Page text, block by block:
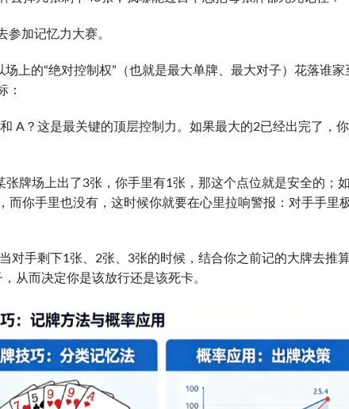
参加记忆力大赛。
上的“绝对控制权”（也就是最大单牌、最大对子）花落谁家
：
A？这是最关键的顶层控制力。如果最大的2已经出完了，
牌场上出了3张，你手里有1张，那这个点位就是安全的；
而你手里也没有，这时候你就要在心里拉响警报：对手手里
对手剩下1张、2张、3张的时候，结合你之前记的大牌去推
从而决定你是该放行还是该死卡。